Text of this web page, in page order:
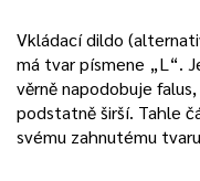
Vkládací dildo
má tvar písmene „L“.
věrně napodobuje
podstatně širší. Tahle
svému zahnutému